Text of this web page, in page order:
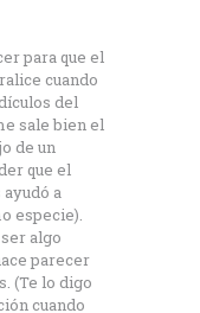
para que el
cuando
del
sale bien el
de un
que el
a
especie).
algo
parecer
(Te lo digo
cuando